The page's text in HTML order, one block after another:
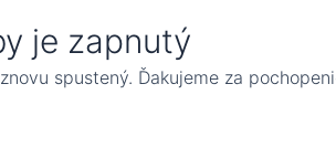
je zapnutý
spustený. Ďakujeme za